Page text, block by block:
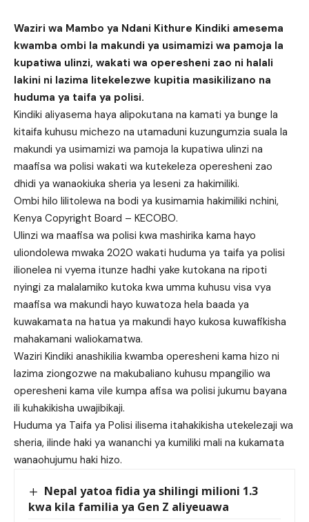
Waziri wa Mambo ya Ndani Kithure Kindiki amesema
kwamba ombi la makundi ya usimamizi wa pamoja la
kupatiwa ulinzi, wakati wa operesheni zao ni halali
lakini ni lazima litekelezwe kupitia masikilizano na
huduma ya taifa ya polisi.
Kindiki aliyasema haya alipokutana na kamati ya bunge la
kitaifa kuhusu michezo na utamaduni kuzungumzia suala la
makundi ya usimamizi wa pamoja la kupatiwa ulinzi na
maafisa wa polisi wakati wa kutekeleza operesheni zao
dhidi ya wanaokiuka sheria ya leseni za hakimiliki.
Ombi hilo lilitolewa na bodi ya kusimamia hakimiliki nchini,
Kenya Copyright Board – KECOBO.
Ulinzi wa maafisa wa polisi kwa mashirika kama hayo
uliondolewa mwaka 2020 wakati huduma ya taifa ya polisi
ilionelea ni vyema itunze hadhi yake kutokana na ripoti
nyingi za malalamiko kutoka kwa umma kuhusu visa vya
maafisa wa makundi hayo kuwatoza hela baada ya
kuwakamata na hatua ya makundi hayo kukosa kuwafikisha
mahakamani waliokamatwa.
Waziri Kindiki anashikilia kwamba operesheni kama hizo ni
lazima ziongozwe na makubaliano kuhusu mpangilio wa
operesheni kama vile kumpa afisa wa polisi jukumu bayana
ili kuhakikisha uwajibikaji.
Huduma ya Taifa ya Polisi ilisema itahakikisha utekelezaji wa
sheria, ilinde haki ya wananchi ya kumiliki mali na kukamata
wanaohujumu haki hizo.
Nepal yatoa fidia ya shilingi milioni 1.3
kwa kila familia ya Gen Z aliyeuawa